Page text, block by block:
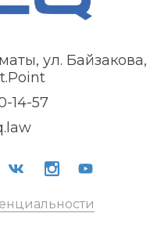
ул. Байзакова,
14-57